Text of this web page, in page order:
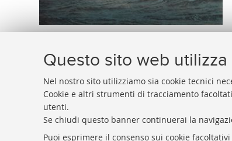
Questo sito web
Nel nostro sito utilizziamo sia cookie tecnici
Cookie e altri strumenti di tracciamento
utenti.
Se chiudi questo banner continuerai la
Puoi esprimere il consenso sui cookie
BIBLIOTECA
Presidente: prof. Francesco Citti